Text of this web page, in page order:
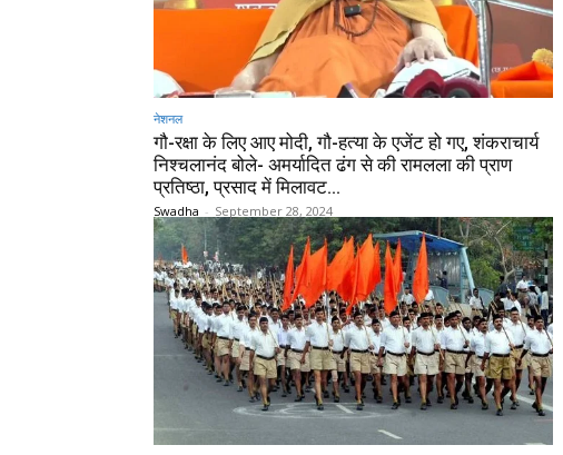
नेशनल
गौ-रक्षा के लिए आए मोदी, गौ-हत्या के एजेंट हो गए, शंकराचार्य
निश्चलानंद बोले- अमर्यादित ढंग से की रामलला की प्राण
प्रतिष्ठा, प्रसाद में मिलावट...
Swadha - September 28, 2024